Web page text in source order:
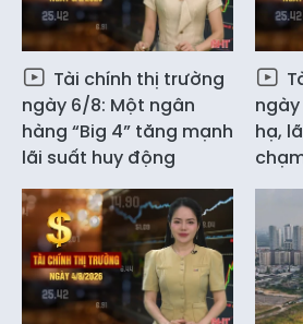
Tài chính thị trường
ngày 6/8: Một ngân
hàng “Big 4” tăng mạnh
lãi suất huy động
hạ,